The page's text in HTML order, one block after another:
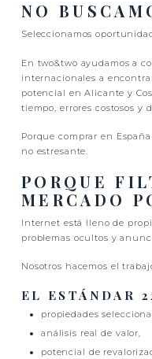
NO
Seleccionamos
En two&two ayudamos a
internacionales a
potencial en Alicante y
tiempo, errores costosos y
Porque comprar en
no estresante.
PORQUE
MERCADO
Internet está lleno de
problemas ocultos y
Nosotros hacemos el
EL ESTÁNDAR
propiedades
análisis real de valor,
potencial de